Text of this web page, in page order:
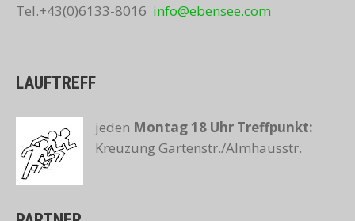
Tel.+43(0)6133-8016 info@ebensee.com
LAUFTREFF
jeden Montag 18 Uhr Treffpunkt:
Kreuzung Gartenstr./Almhausstr.